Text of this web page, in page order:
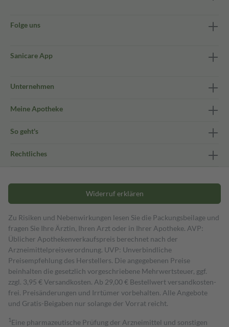
Folge uns
Sanicare App
Unternehmen
Meine Apotheke
So geht's
Rechtliches
Widerruf erklären
Zu Risiken und Nebenwirkungen lesen Sie die Packungsbeilage und
fragen Sie Ihre Ärztin, Ihren Arzt oder in Ihrer Apotheke. AVP:
Üblicher Apothekenverkaufspreis berechnet nach der
Arzneimittelpreisverordnung. UVP: Unverbindliche
Preisempfehlung des Herstellers. Die angegebenen Preise
beinhalten die gesetzlich vorgeschriebene Mehrwertsteuer, ggf.
zzgl. 3,95 € Versandkosten. Ab 29,00 € Bestell­wert versand­kosten­
frei. Preisänderungen und Irrtümer vorbehalten. Alle Angebote
und Gratis-Beigaben nur solange der Vorrat reicht.
1 Eine pharmazeutische Prüfung der Arzneimittel und sonstigen